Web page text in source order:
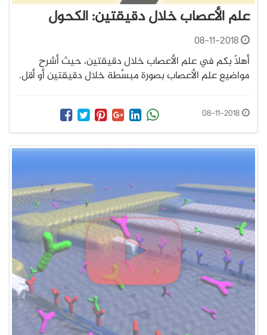
علم الأعصاب خلال دقيقتين: الكحول
08-11-2018
أهلًا بكم في علم الأعصاب خلال دقيقتين، حيث أشرح
مواضيع علم الأعصاب بصورة مبسَّطة خلال دقيقتين أو أقل.
08-11-2018